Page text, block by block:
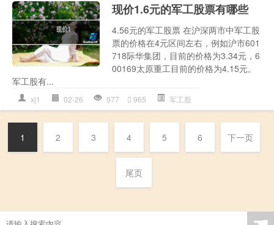
现价1.6元的军工股票有哪些
4.56元的军工股票 在沪深两市中军工股
票的价格在4元区间左右，例如沪市601
718际华集团，目前的价格为3.34元，6
00169太原重工目前的价格为4.15元。
军工股有...
xj1 02-26 977 965 军工股
1 2 3 4 5 6 下一页
尾页